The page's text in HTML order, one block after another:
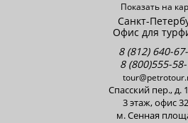
Показать на
Санкт-
Офис для
8 (812) 640-
8 (800)555-
Cпасский пер., д.
3 этаж, офис
м. Сенная